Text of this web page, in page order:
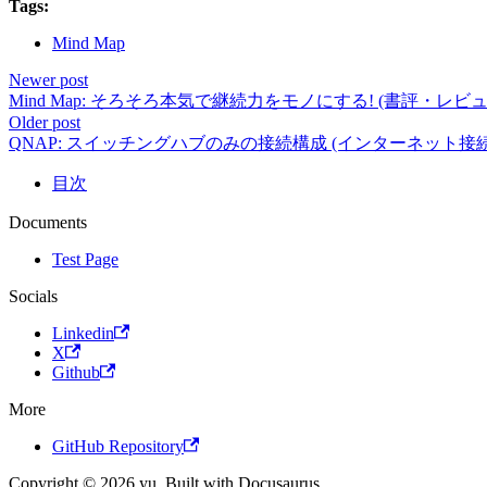
Tags:
Mind Map
Newer post
Mind Map: そろそろ本気で継続力をモノにする! (書評・レビ
Older post
QNAP: スイッチングハブのみの接続構成 (インターネット接
目次
Documents
Test Page
Socials
Linkedin
X
Github
More
GitHub Repository
Copyright © 2026 yu. Built with Docusaurus.